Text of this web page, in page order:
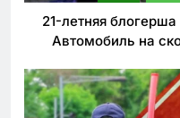
21-летняя
Автомобиль на